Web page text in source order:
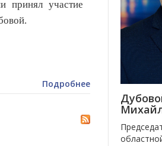
принял участие
Подробнее